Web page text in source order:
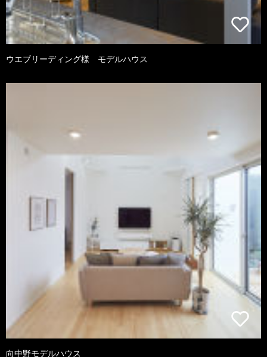
ウエブリーディング様 モデルハウス
向中野モデルハウス